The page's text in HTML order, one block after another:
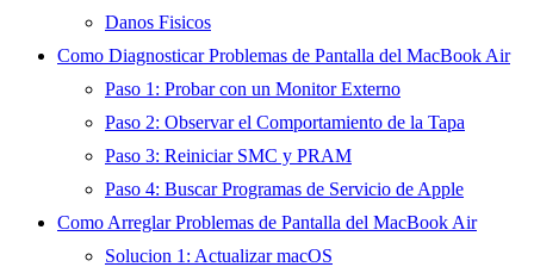
Danos Fisicos
Como Diagnosticar Problemas de Pantalla del MacBook Air
Paso 1: Probar con un Monitor Externo
Paso 2: Observar el Comportamiento de la Tapa
Paso 3: Reiniciar SMC y PRAM
Paso 4: Buscar Programas de Servicio de Apple
Como Arreglar Problemas de Pantalla del MacBook Air
Solucion 1: Actualizar macOS